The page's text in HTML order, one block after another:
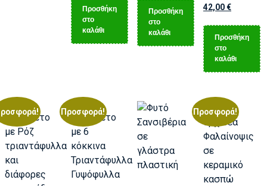
Προσθήκη
στο
καλάθι
Προσθήκη
στο
καλάθι
42,00€
Προσθήκη
στο
καλάθι
Προσφορά! Προσφορά!